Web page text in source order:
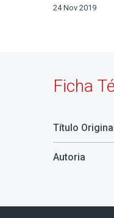
24 Nov 2019
Ficha
Título
Autoria